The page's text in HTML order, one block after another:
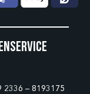
2336 – 8193175